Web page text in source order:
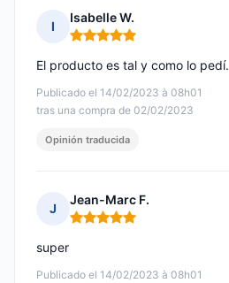
I
Isabelle W.
Nota: 5 de 5
Publicado el 14/02/2023 à 08h01
tras una compra de 02/02/2023
El producto es tal y como lo pedí.
Opinión traducida
J
Jean-Marc F.
Nota: 5 de 5
Publicado el 14/02/2023 à 08h01
super